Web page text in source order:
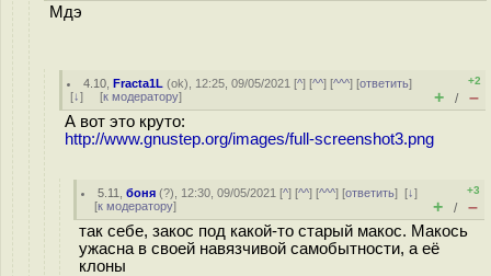
Мдэ
4.10 ,Fracta1L (ok), 12:25, 09/05/2021 [^] [^^] [^^^] [ответить]
[↓] [к модератору]
+2
+ / –
А вот это круто:
http://www.gnustep.org/images/full-screenshot3.png
5.11 ,боня (?), 12:30, 09/05/2021 [^] [^^] [^^^] [ответить][↓]
[к модератору]
+3
+ / –
так себе, закос под какой-то старый макос. Макось
ужасна в своей навязчивой самобытности, а её
клоны